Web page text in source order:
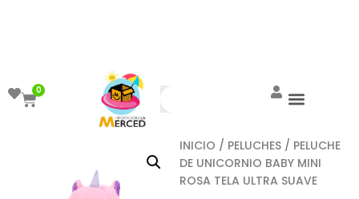
0
INICIO / PELUCHES / PELUCHE
DE UNICORNIO BABY MINI
ROSA TELA ULTRA SUAVE